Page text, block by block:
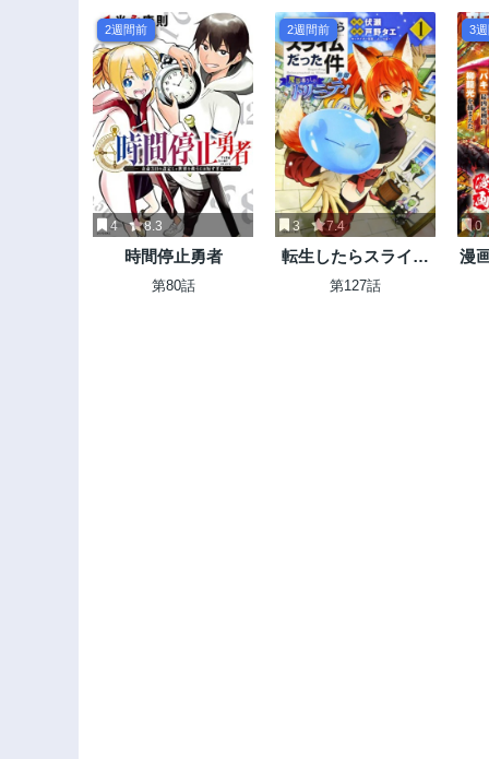
2週間前
4 8.3
時間停止勇者
第80話
2週間前
3 7.4
転生したらスライム
だった件 異聞 ～魔国
第127話
3
0
漫